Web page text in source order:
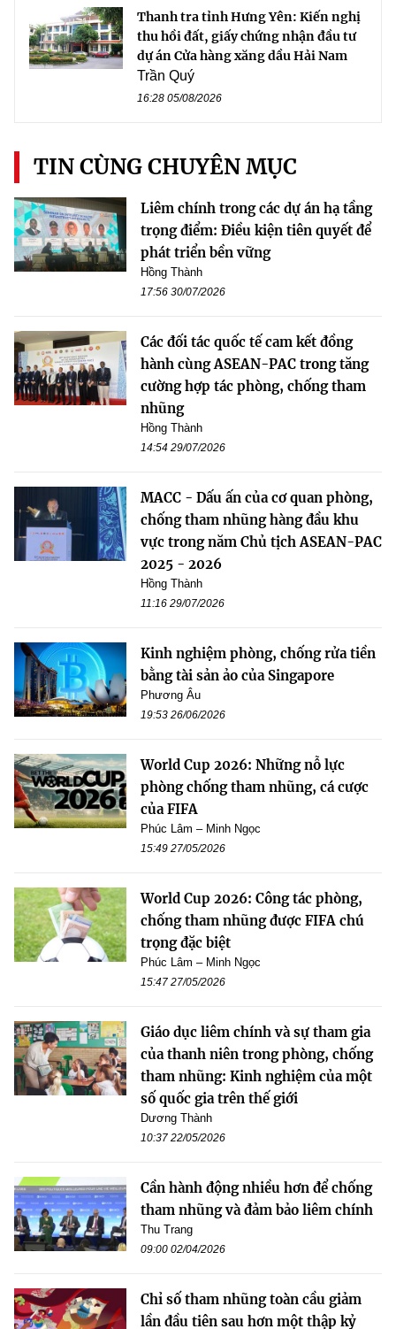
Thanh tra tỉnh Hưng Yên: Kiến nghị
thu hồi đất, giấy chứng nhận đầu tư
dự án Cửa hàng xăng dầu Hải Nam
Trần Quý
16:28 05/08/2026
TIN CÙNG CHUYÊN MỤC
Liêm chính trong các dự án hạ tầng
trọng điểm: Điều kiện tiên quyết để
phát triển bền vững
Hồng Thành
17:56 30/07/2026
Các đối tác quốc tế cam kết đồng
hành cùng ASEAN-PAC trong tăng
cường hợp tác phòng, chống tham
nhũng
Hồng Thành
14:54 29/07/2026
MACC - Dấu ấn của cơ quan phòng,
chống tham nhũng hàng đầu khu
vực trong năm Chủ tịch ASEAN-PAC
2025 - 2026
Hồng Thành
11:16 29/07/2026
Kinh nghiệm phòng, chống rửa tiền
bằng tài sản ảo của Singapore
Phương Âu
19:53 26/06/2026
World Cup 2026: Những nỗ lực
phòng chống tham nhũng, cá cược
của FIFA
Phúc Lâm – Minh Ngọc
15:49 27/05/2026
World Cup 2026: Công tác phòng,
chống tham nhũng được FIFA chú
trọng đặc biệt
Phúc Lâm – Minh Ngọc
15:47 27/05/2026
Giáo dục liêm chính và sự tham gia
của thanh niên trong phòng, chống
tham nhũng: Kinh nghiệm của một
số quốc gia trên thế giới
Dương Thành
10:37 22/05/2026
Cần hành động nhiều hơn để chống
tham nhũng và đảm bảo liêm chính
Thu Trang
09:00 02/04/2026
Chỉ số tham nhũng toàn cầu giảm
lần đầu tiên sau hơn một thập kỷ